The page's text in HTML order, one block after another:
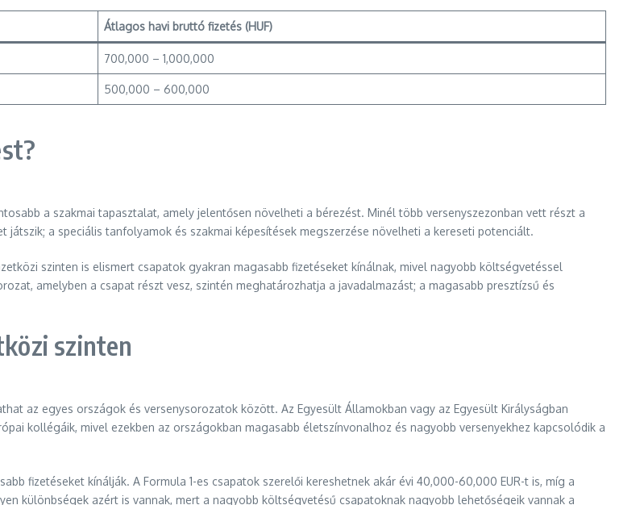
Átlagos havi bruttó fizetés (HUF)
700,000 – 1,000,000
500,000 – 600,000
a szakmai tapasztalat, amely jelentősen növelheti a bérezést. Minél több versenyszezonban vett részt a
a speciális tanfolyamok és szakmai képesítések megszerzése növelheti a kereseti potenciált.
szinten is elismert csapatok gyakran magasabb fizetéseket kínálnak, mivel nagyobb költségvetéssel
amelyben a csapat részt vesz, szintén meghatározhatja a javadalmazást; a magasabb presztízsű és
szinten
az egyes országok és versenysorozatok között. Az Egyesült Államokban vagy az Egyesült Királyságban
kollégáik, mivel ezekben az országokban magasabb életszínvonalhoz és nagyobb versenyekhez kapcsolódik a
fizetéseket kínálják. A Formula 1-es csapatok szerelői kereshetnek akár évi 40,000-60,000 EUR-t is, míg a
különbségek azért is vannak, mert a nagyobb költségvetésű csapatoknak nagyobb lehetőségeik vannak a